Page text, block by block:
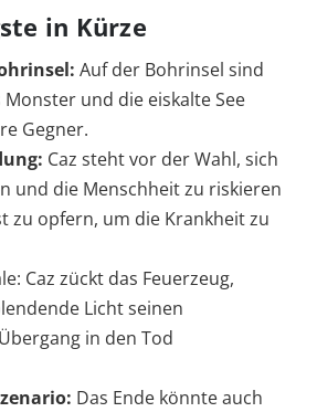
in Kürze
Auf der Bohrinsel sind
und die eiskalte See
Gegner.
Caz steht vor der Wahl, sich
und die Menschheit zu riskieren
zu opfern, um die Krankheit zu
Caz zückt das Feuerzeug,
Licht seinen
in den Tod
Das Ende könnte auch